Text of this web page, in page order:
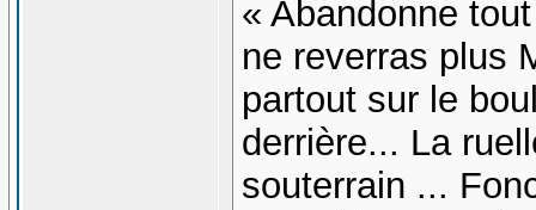
« Abandonne
ne reverras plus
partout sur le
derrière... La
souterrain ...